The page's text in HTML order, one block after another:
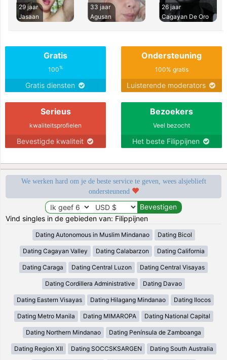
29 jaar
Jasaan
33 jaar
Agusan
26 jaar
Cagayan De Oro
Gratis
100%
Gratis diensten
Ondersteuning
100% gratis
Luisterende moderators
Serieus
kwaliteitsprofielen
Bevestigde kwaliteit
Bezoekers
Veel bezocht
Het beste Filippijnen
We werken hard om je de beste service te geven, wees alsjeblieft
ondersteunend
Vind singles in de gebieden van: Filippijnen
Dating Autonomous in Muslim Mindanao Dating Bicol
Dating Cagayan Valley Dating Calabarzon Dating California
Dating Caraga Dating Central Luzon Dating Central Visayas
Dating Cordillera Administrative Dating Davao
Dating Eastern Visayas Dating Hilagang Mindanao Dating Ilocos
Dating Metro Manila Dating MIMAROPA Dating National Capital
Dating Northern Mindanao Dating Península de Zamboanga
Dating Region XII Dating SOCCSKSARGEN Dating South Australia